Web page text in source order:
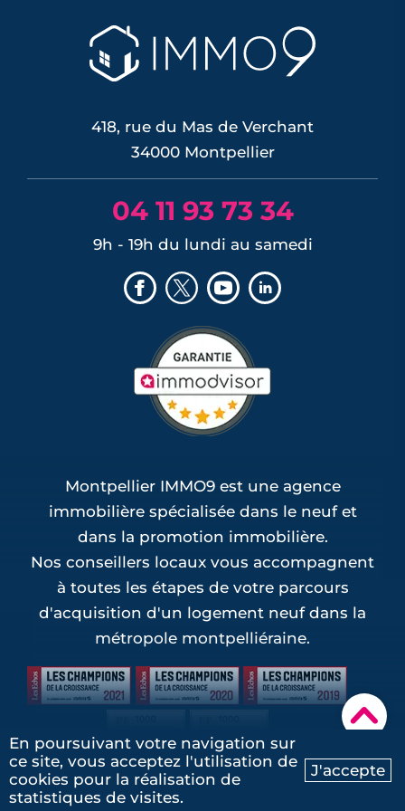
Ma recherche Contactez-nous
▾
concevoir des bâtiments qui restent
frais par leur seule conception. De la
résidence Théia à Montpellier à
l'immeuble « Essentiel » de Lyon, ce
LIRE L'ARTICLE
418, rue du Mas de Verchant
34000 Montpellier
04 11 93 73 34
9h - 19h du lundi au samedi
Montpellier IMMO9 est une agence
immobilière spécialisée dans le neuf et
dans la promotion immobilière.
Nos conseillers locaux vous accompagnent
à toutes les étapes de votre parcours
d'acquisition d'un logement neuf dans la
métropole montpelliéraine.
Groupe IMMO9
En poursuivant votre navigation sur
ce site, vous acceptez l'utilisation de
cookies pour la réalisation de
statistiques de visites.
J'accepte